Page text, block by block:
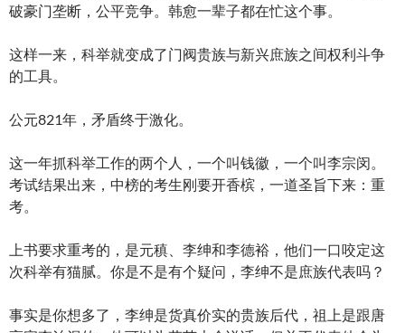
破豪门垄断，公平竞争。韩愈一辈子都在忙这个事。
这样一来，科举就变成了门阀贵族与新兴庶族之间权利斗争
的工具。
公元821年，矛盾终于激化。
这一年抓科举工作的两个人，一个叫钱徽，一个叫李宗闵。
考试结果出来，中榜的考生刚要开香槟，一道圣旨下来：重
考。
上书要求重考的，是元稹、李绅和李德裕，他们一口咬定这
次科举有猫腻。你是不是有个疑问，李绅不是庶族代表吗？
事实是你想多了，李绅是货真价实的贵族后代，祖上是跟唐